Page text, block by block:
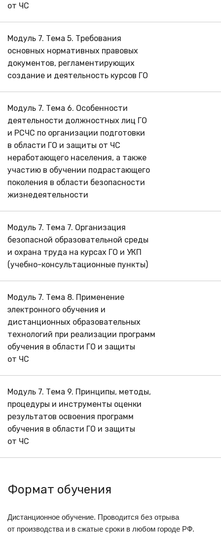
от ЧС
Модуль 7. Тема 5. Требования
основных нормативных правовых
документов, регламентирующих
создание и деятельность курсов ГО
Модуль 7. Тема 6. Особенности
деятельности должностных лиц ГО
и РСЧС по организации подготовки
в области ГО и защиты от ЧС
неработающего населения, а также
участию в обучении подрастающего
поколения в области безопасности
жизнедеятельности
Модуль 7. Тема 7. Организация
безопасной образовательной среды
и охрана труда на курсах ГО и УКП
(учебно-консультационные пункты)
Модуль 7. Тема 8. Применение
электронного обучения и
дистанционных образовательных
технологий при реализации программ
обучения в области ГО и защиты
от ЧС
Модуль 7. Тема 9. Принципы, методы,
процедуры и инструменты оценки
результатов освоения программ
обучения в области ГО и защиты
от ЧС
Формат обучения
Дистанционное обучение. Проводится без отрыва
от производства и в сжатые сроки в любом городе РФ.